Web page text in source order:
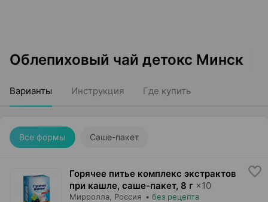
Облепиховый чай детокс Минск
Варианты Инструкция Где купить
Все формы Саше-пакет
Горячее питье комплекс экстрактов
при кашле, саше-пакет, 8 г ×10
Мирролла , Россия • без рецепта